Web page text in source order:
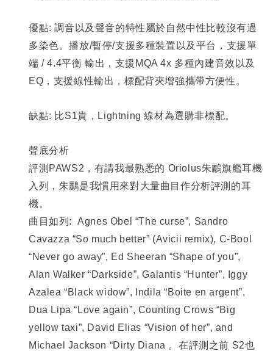
優點: 調音以及聲音的特性屬於自然中性比較沒有過
多染色。播放/暫停/支援多種裝置以及平台，支援單
端 / 4.4平衡 輸出，支援MQA 4x 多種內建音效以及
EQ，支援線性輸出，標配背夾增強攜帶方便性。
缺點: 比S1貴，Lightning 線材為選購非標配。
聲底分析
評測PAWS2，有請我最熟悉的 Oriolus朱鸝旗艦耳機
入列，朱鸝是我慣用來對大量曲目作分析評測的耳
機。
曲目如列: Agnes Obel “The curse”, Sandro
Cavazza “So much better” (Avicii remix), C-Bool
“Never go away”, Ed Sheeran “Shape of you”,
Alan Walker “Darkside”, Galantis “Hunter”, Iggy
Azalea “Black widow”, Indila “Boite en argent”,
Dua Lipa “Love again”, Counting Crows “Big
yellow taxi”, David Elias “Vision of her”, and
Michael Jackson “Dirty Diana 。在評測之前 S2也